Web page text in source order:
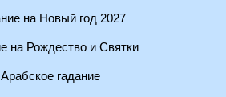
на Новый год 2027
на Рождество и Святки
Арабское гадание